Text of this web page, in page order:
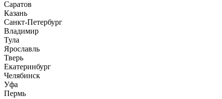
Саратов
Казань
Санкт-Петербург
Владимир
Тула
Ярославль
Тверь
Екатеринбург
Челябинск
Уфа
Пермь